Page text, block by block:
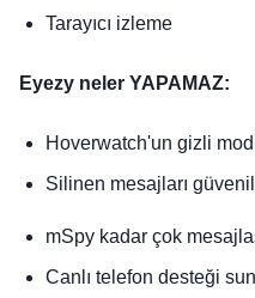
Tarayıcı izleme
Eyezy neler YAPAMAZ:
Hoverwatch'un gizli
Silinen mesajları
mSpy kadar çok
Canlı telefon desteği